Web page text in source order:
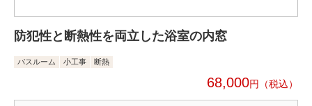
防犯性と断熱性を両立した浴室の内窓
バスルーム 小工事 断熱
68,000円